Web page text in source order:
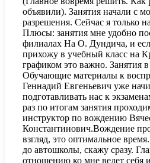
объявили). Занятия начали с
разрешения. Сейчас я только
Плюсы: занятия мне удобно
филиалах На О. Дундича, и
прихожу в учебный класс на
графиком это важно. Занятия
Обучающие материалы к
Геннадий Евгеньевич уже
подготавливать нас к
раз по итогам занятия
инструктор по вождению
Константинович.Вождение
взгляд, это оптимальное
до автошколы, скажу сразу.
отношению ко мне ведет себя